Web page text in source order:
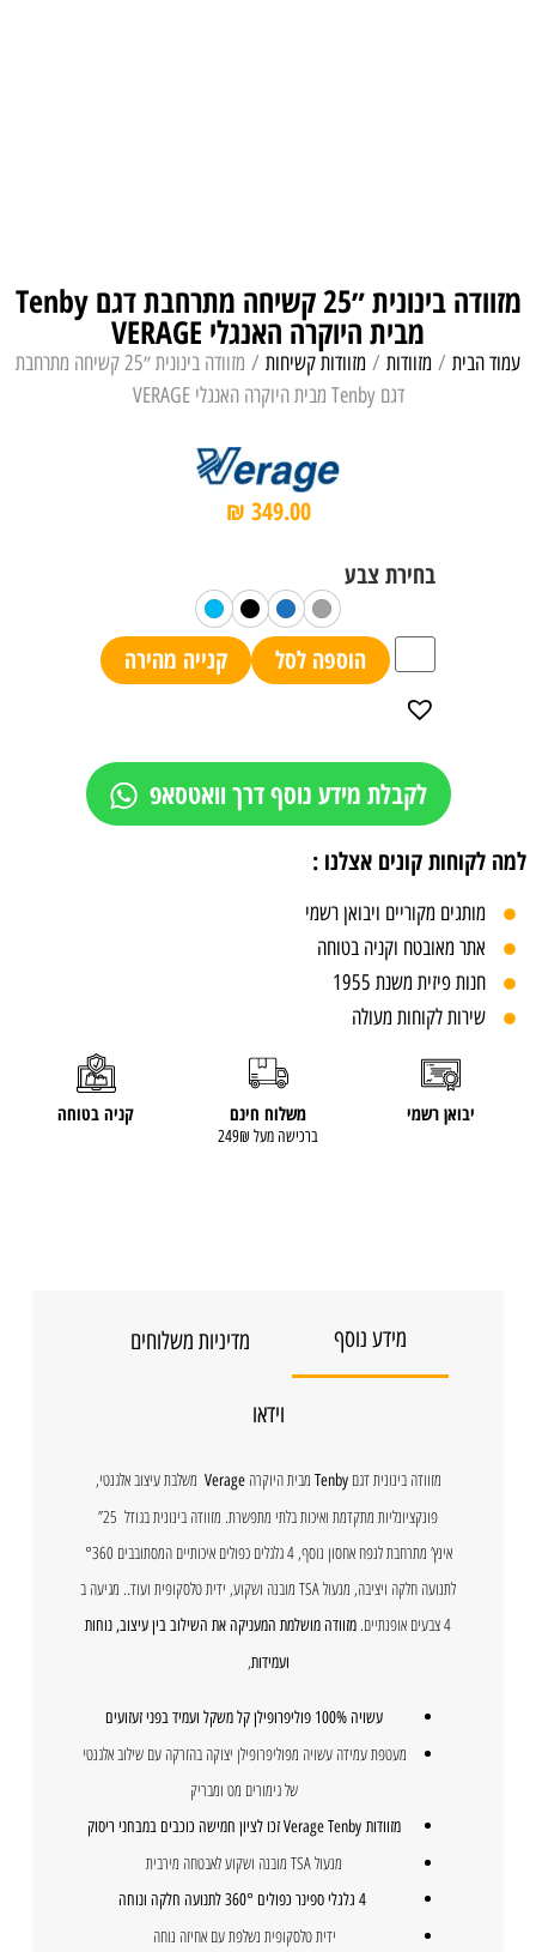
מזוודה בינונית ״25 קשיחה מתרחבת דגם Tenby
מבית היוקרה האנגלי VERAGE
עמוד הבית / מזוודות / מזוודות קשיחות
/ מזוודה בינונית ״25 קשיחה מתרחבת
דגם Tenby מבית היוקרה האנגלי VERAGE
₪ 349.00
הוספה לסל קנייה מהירה
לקבלת מידע נוסף דרך וואטסאפ
למה לקוחות קונים אצלנו :
מותגים מקוריים ויבואן רשמי
אתר מאובטח וקניה בטוחה
חנות פיזית משנת 1955
שירות לקוחות מעולה
יבואן רשמי משלוח חינם
ברכישה מעל 249₪
קניה בטוחה
מידע נוסף מדיניות משלוחים
וידאו
מזוודה בינונית דגםTenby מבית היוקרהVerage משלבת עיצוב אלגנטי,
פונקציונליות מתקדמת ואיכות בלתי מתפשרת. מזוודה בינונית בגודל 25”
אינץ’ מתרחבת לנפח אחסון נוסף, 4 גלגלים כפולים איכותיים המסתובבים °360
לתנועה חלקה ויציבה, מנעול TSA מובנה ושקוע, ידית טלסקופית ועוד.. מגיעה ב
4 צבעים אופנתיים.
מזוודה מושלמת המעניקה את השילוב בין עיצוב, נוחות
ועמידות,
עשויה 100% פוליפרופילן קל משקל ועמיד בפני זעזועים
מעטפת עמידה עשויה מפוליפרופילן יצוקה בהזרקה עם שילוב אלגנטי
של גימורים מט ומבריק
מזוודות Verage Tenby זכו לציון חמישה כוכבים במבחני ריסוק
מנעול TSA מובנה ושקוע לאבטחה מירבית
4 גלגלי ספינר כפולים 360° לתנועה חלקה ונוחה
ידית טלסקופית נשלפת עם אחיזה נוחה